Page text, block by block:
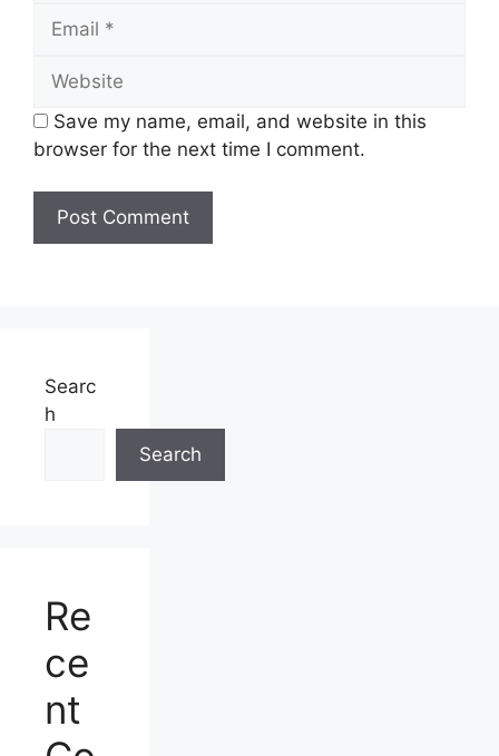
Save my name, email, and website in this
browser for the next time I comment.
Searc
h
Search
Re
ce
nt